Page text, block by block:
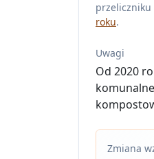
przeliczniku
roku.
Uwagi
Od 2020
Zmiana